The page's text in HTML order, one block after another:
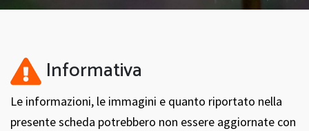
Informativa
Le informazioni, le immagini e quanto riportato nella
presente scheda potrebbero non essere aggiornate con